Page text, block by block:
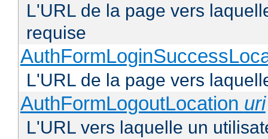
L'URL de la page vers
requise
L'URL de la page vers
AuthFormLogoutLocation uri
L'URL vers laquelle un